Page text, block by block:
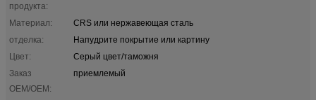
продукта:
Материал:
CRS или нержавеющая сталь
отделка:
Напудрите покрытие или картину
Цвет:
Серый цвет/таможня
Заказ
OEM/OEM:
приемлемый